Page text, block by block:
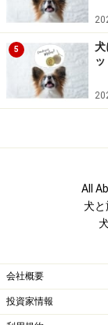
バスタオル
ティッシュ
粘着ロー
るので）
ーなど汚
り、場合
あるので念
5
犬
ッ
All
犬と
会社概要
投資家情報